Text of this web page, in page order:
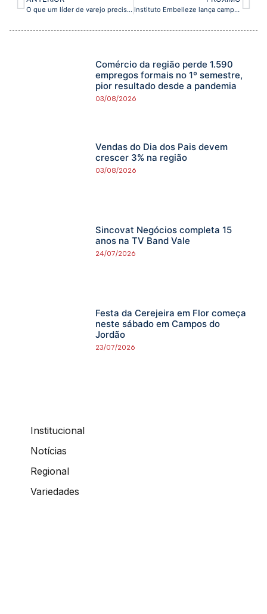
O que um líder de varejo precisa fazer para impulsionar resultados de forma inteligente e eficaz? Instituto Embelleze lança campanha de suporte a mulheres em situação de vulnerabilidade
Comércio da região perde 1.590
empregos formais no 1º semestre,
pior resultado desde a pandemia
03/08/2026
Vendas do Dia dos Pais devem
crescer 3% na região
03/08/2026
Sincovat Negócios completa 15
anos na TV Band Vale
24/07/2026
Festa da Cerejeira em Flor começa
neste sábado em Campos do
Jordão
23/07/2026
Institucional
Notícias
Regional
Variedades